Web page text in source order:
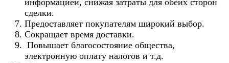
информацией, снижая затраты для обеих сторон
сделки.
Предоставляет покупателям широкий выбор.
Сокращает время доставки.
Повышает благосостояние общества,
электронную оплату налогов и т.д.